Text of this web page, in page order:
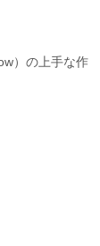
）の上手な作